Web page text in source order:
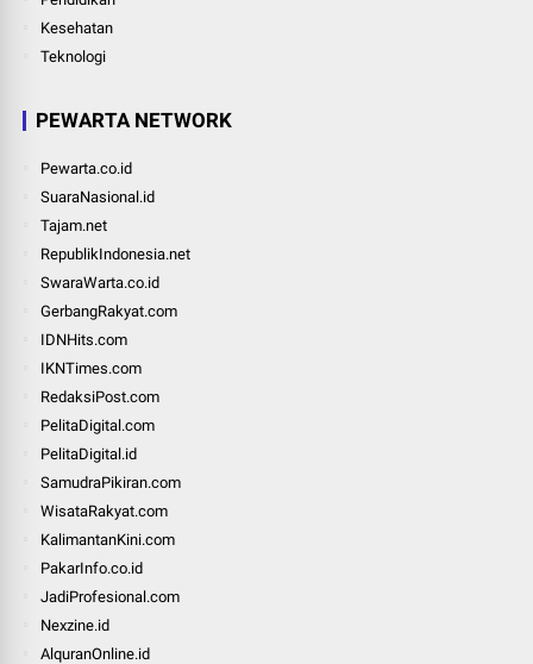
Kesehatan
Teknologi
PEWARTA NETWORK
Pewarta.co.id
SuaraNasional.id
Tajam.net
RepublikIndonesia.net
SwaraWarta.co.id
GerbangRakyat.com
IDNHits.com
IKNTimes.com
RedaksiPost.com
PelitaDigital.com
PelitaDigital.id
SamudraPikiran.com
WisataRakyat.com
KalimantanKini.com
PakarInfo.co.id
JadiProfesional.com
Nexzine.id
AlquranOnline.id